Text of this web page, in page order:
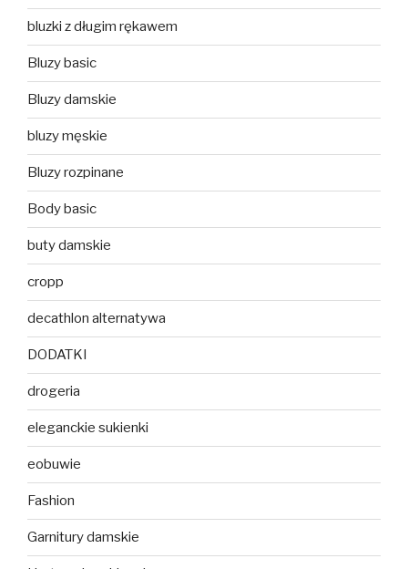
bluzki z długim rękawem
Bluzy basic
Bluzy damskie
bluzy męskie
Bluzy rozpinane
Body basic
buty damskie
cropp
decathlon alternatywa
DODATKI
drogeria
eleganckie sukienki
eobuwie
Fashion
Garnitury damskie